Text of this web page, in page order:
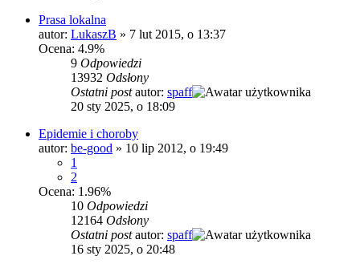
Prasa lokalna
autor: LukaszB » 7 lut 2015, o 13:37
Ocena: 4.9%
9 Odpowiedzi
13932 Odsłony
Ostatni postautor: spaff
20 sty 2025, o 18:09
Epidemie i choroby
autor: be-good » 10 lip 2012, o 19:49
1
2
Ocena: 1.96%
10 Odpowiedzi
12164 Odsłony
Ostatni postautor: spaff
16 sty 2025, o 20:48